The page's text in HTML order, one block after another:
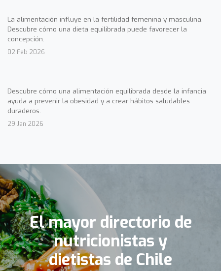
La alimentación influye en la fertilidad femenina y masculina.
Descubre cómo una dieta equilibrada puede favorecer la
concepción.
02 Feb 2026
Descubre cómo una alimentación equilibrada desde la infancia
ayuda a prevenir la obesidad y a crear hábitos saludables
duraderos.
29 Jan 2026
El mayor directorio de
nutricionistas y
dietistas de Chile